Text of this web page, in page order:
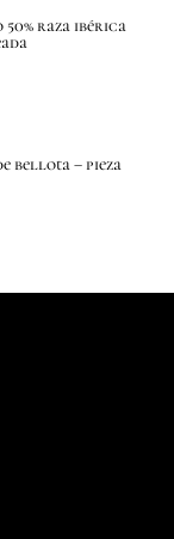
raza ibérica
bellota – pieza